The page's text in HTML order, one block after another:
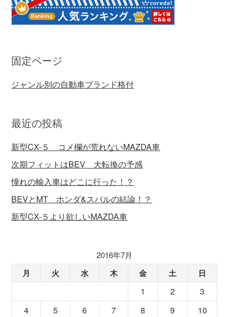
固定ページ
ジャンル別の自動車ブランド格付
最近の投稿
新型CX-５ コメ欄が荒れないMAZDA車
次期フィットはBEV 大転換の予感
憧れの輸入車はどこに行った！？
BEVとMT ホンダ&スバルの結論！？
新型CX-５より欲しいMAZDA車
2016年7月
月 火 水 木 金 土 日
1 2
3
4
5 6 7 8 9
10